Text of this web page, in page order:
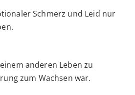
Schmerz und Leid nur
anderen Leben zu
zum Wachsen war.